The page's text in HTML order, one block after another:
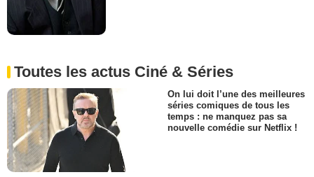
Toutes les actus Ciné & Séries
On lui doit l’une des meilleures
séries comiques de tous les
temps : ne manquez pas sa
nouvelle comédie sur Netflix !